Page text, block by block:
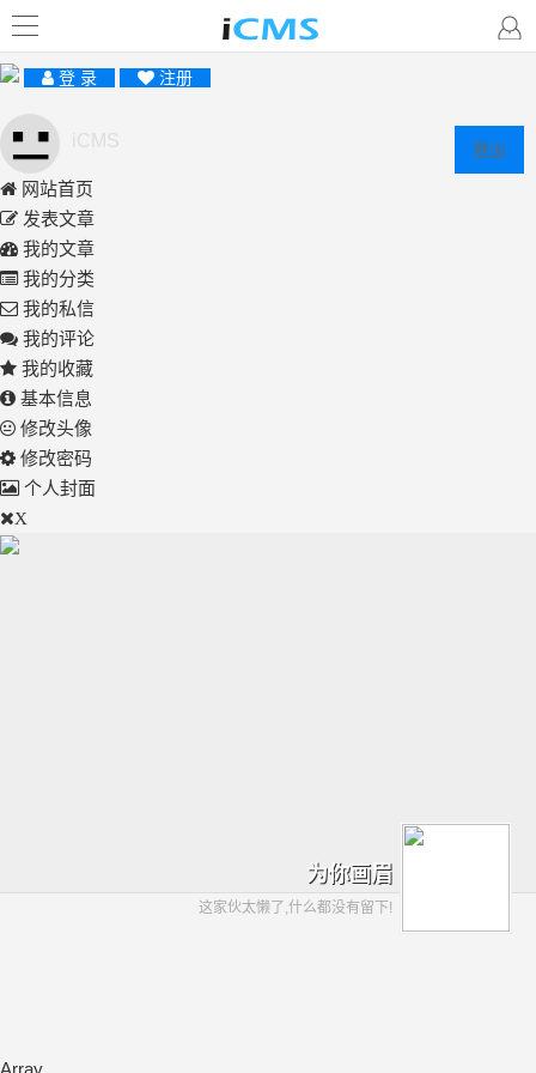
登 录 注册
登出
网站首页
发表文章
我的文章
我的分类
我的私信
我的评论
我的收藏
基本信息
修改头像
修改密码
个人封面
X
为你画眉
这家伙太懒了,什么都没有留下!
Array